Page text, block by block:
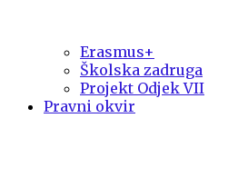
Erasmus+
Školska zadruga
Projekt Odjek VII
Pravni okvir